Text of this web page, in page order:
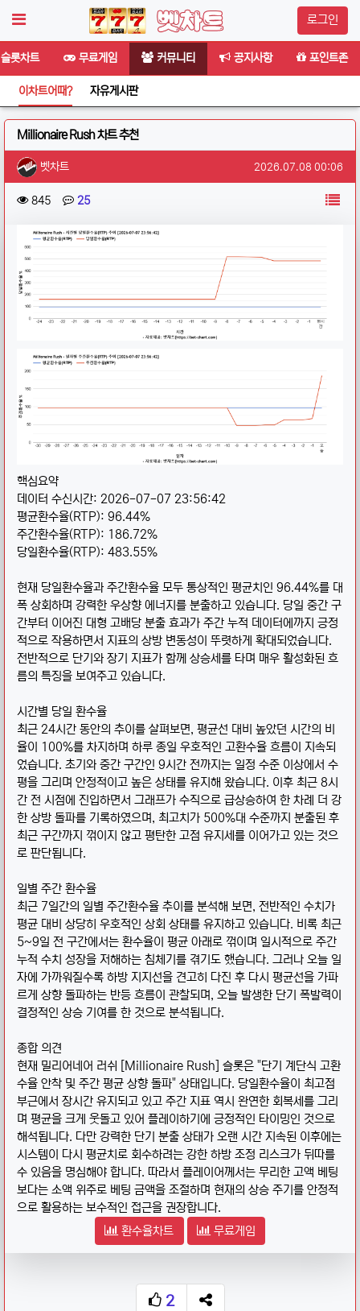
로그인
롯차트 무료게임 커뮤니티 공지사항 포인트존
이차트어때? 자유게시판
Millionaire Rush 차트 추천
작성자 정보
벳차트 작성일
2026.07.08 00:06
컨텐츠 정보
845조회 25댓글 목록
핵심요약
데이터 수신시간: 2026-07-07 23:56:42
평균환수율(RTP): 96.44%
주간환수율(RTP): 186.72%
당일환수율(RTP): 483.55%
현재 당일환수율과 주간환수율 모두 통상적인 평균치인 96.44%를 대
폭 상회하며 강력한 우상향 에너지를 분출하고 있습니다. 당일 중간 구
간부터 이어진 대형 고배당 분출 효과가 주간 누적 데이터에까지 긍정
적으로 작용하면서 지표의 상방 변동성이 뚜렷하게 확대되었습니다.
전반적으로 단기와 장기 지표가 함께 상승세를 타며 매우 활성화된 흐
름의 특징을 보여주고 있습니다.
시간별 당일 환수율
최근 24시간 동안의 추이를 살펴보면, 평균선 대비 높았던 시간의 비
율이 100%를 차지하며 하루 종일 우호적인 고환수율 흐름이 지속되
었습니다. 초기와 중간 구간인 9시간 전까지는 일정 수준 이상에서 수
평을 그리며 안정적이고 높은 상태를 유지해 왔습니다. 이후 최근 8시
간 전 시점에 진입하면서 그래프가 수직으로 급상승하여 한 차례 더 강
한 상방 돌파를 기록하였으며, 최고치가 500%대 수준까지 분출된 후
최근 구간까지 꺾이지 않고 평탄한 고점 유지세를 이어가고 있는 것으
로 판단됩니다.
일별 주간 환수율
최근 7일간의 일별 주간환수율 추이를 분석해 보면, 전반적인 수치가
평균 대비 상당히 우호적인 상회 상태를 유지하고 있습니다. 비록 최근
5~9일 전 구간에서는 환수율이 평균 아래로 꺾이며 일시적으로 주간
누적 수치 성장을 저해하는 침체기를 겪기도 했습니다. 그러나 오늘 일
자에 가까워질수록 하방 지지선을 견고히 다진 후 다시 평균선을 가파
르게 상향 돌파하는 반등 흐름이 관찰되며, 오늘 발생한 단기 폭발력이
결정적인 상승 기여를 한 것으로 분석됩니다.
종합 의견
현재 밀리어네어 러쉬 [Millionaire Rush] 슬롯은 "단기 계단식 고환
수율 안착 및 주간 평균 상향 돌파" 상태입니다. 당일환수율이 최고점
부근에서 장시간 유지되고 있고 주간 지표 역시 완연한 회복세를 그리
며 평균을 크게 웃돌고 있어 플레이하기에 긍정적인 타이밍인 것으로
해석됩니다. 다만 강력한 단기 분출 상태가 오랜 시간 지속된 이후에는
시스템이 다시 평균치로 회수하려는 강한 하방 조정 리스크가 뒤따를
수 있음을 명심해야 합니다. 따라서 플레이어께서는 무리한 고액 베팅
보다는 소액 위주로 베팅 금액을 조절하며 현재의 상승 주기를 안정적
으로 활용하는 보수적인 접근을 권장합니다.
환수율차트
무료게임
2